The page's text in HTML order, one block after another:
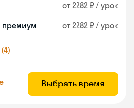
от 2282 ₽ / урок
премиум от 2282 ₽ / урок
Выбрать время